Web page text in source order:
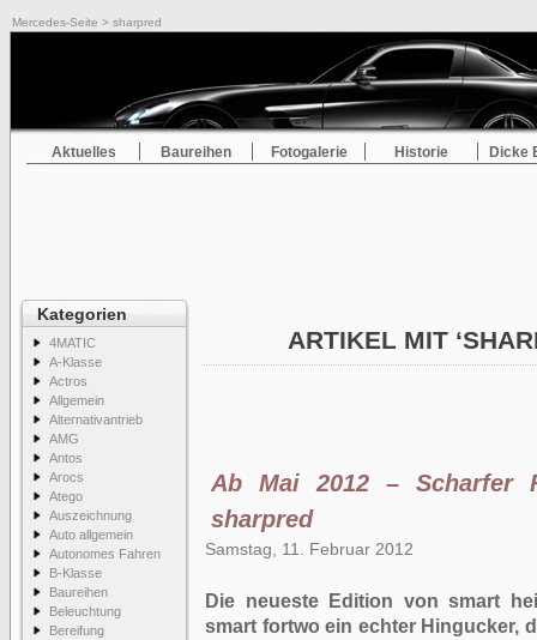
Mercedes-Seite > sharpred
Aktuelles Baureihen Fotogalerie Historie Dicke
Kategorien
4MATIC
A-Klasse
Actros
Allgemein
Alternativantrieb
AMG
Antos
Arocs
Atego
Auszeichnung
Auto allgemein
Autonomes Fahren
B-Klasse
Baureihen
Beleuchtung
Bereifung
ARTIKEL MIT
Ab Mai 2012 – Scharfer
sharpred
Samstag, 11. Februar 2012
Die neueste Edition von smart
smart fortwo ein echter Hingucker,